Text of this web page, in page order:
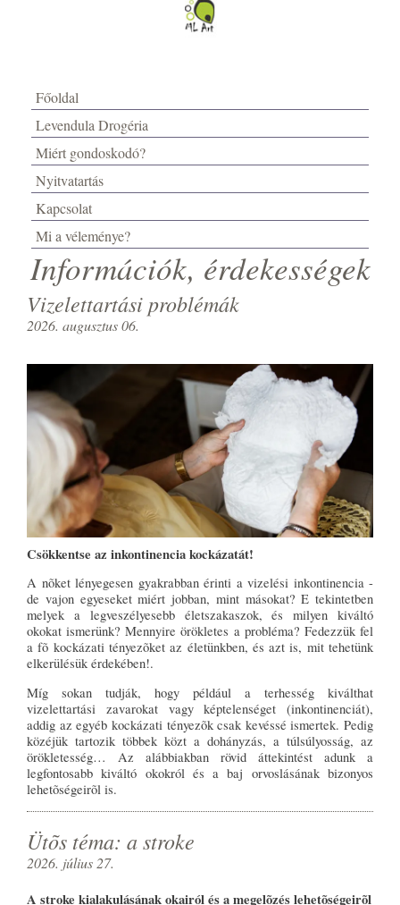
Főoldal
Levendula Drogéria
Miért gondoskodó?
Nyitvatartás
Kapcsolat
Mi a véleménye?
Információk, érdekességek
Vizelettartási problémák
2026. augusztus 06.
Csökkentse az inkontinencia kockázatát!
A nõket lényegesen gyakrabban érinti a vizelési inkontinencia -
de vajon egyeseket miért jobban, mint másokat? E tekintetben
melyek a legveszélyesebb életszakaszok, és milyen kiváltó
okokat ismerünk? Mennyire örökletes a probléma? Fedezzük fel
a fõ kockázati tényezõket az életünkben, és azt is, mit tehetünk
elkerülésük érdekében!.
Míg sokan tudják, hogy például a terhesség kiválthat
vizelettartási zavarokat vagy képtelenséget (inkontinenciát),
addig az egyéb kockázati tényezõk csak kevéssé ismertek. Pedig
közéjük tartozik többek közt a dohányzás, a túlsúlyosság, az
örökletesség… Az alábbiakban rövid áttekintést adunk a
legfontosabb kiváltó okokról és a baj orvoslásának bizonyos
lehetõségeirõl is.
Ütõs téma: a stroke
2026. július 27.
A stroke kialakulásának okairól és a megelõzés lehetõségeirõl